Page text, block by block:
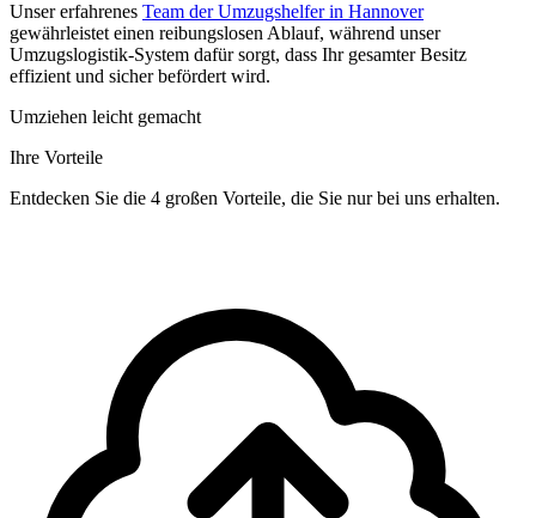
Unser erfahrenes Team der Umzugshelfer in Hannover
gewährleistet einen reibungslosen Ablauf, während unser
Umzugslogistik-System dafür sorgt, dass Ihr gesamter Besitz
effizient und sicher befördert wird.
Umziehen leicht gemacht
Ihre Vorteile
Entdecken Sie die 4 großen Vorteile, die Sie nur bei uns erhalten.